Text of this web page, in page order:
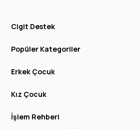
Cigit Destek
Popüler Kategoriler
Erkek Çocuk
Kız Çocuk
İşlem Rehberi